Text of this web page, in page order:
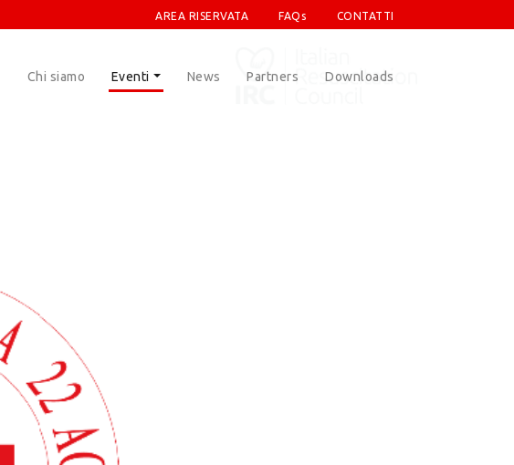
AREA RISERVATA FAQs CONTATTI
Chi siamo Eventi News Partners Downloads